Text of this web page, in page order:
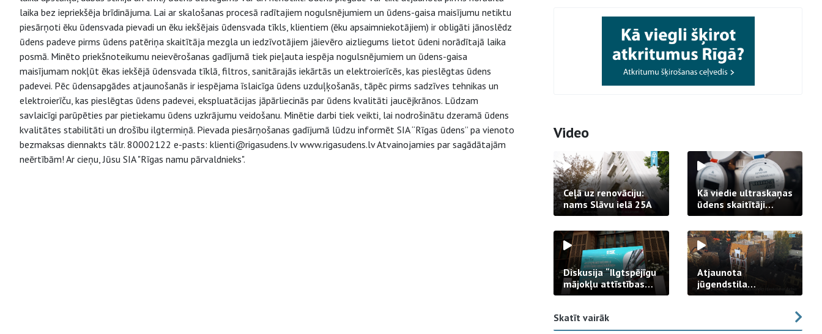
laika bez iepriekšēja brīdinājuma. Lai ar skalošanas procesā radītajiem nogulsnējumiem un ūdens-gaisa maisījumu netiktu
piesārņoti ēku ūdensvada pievadi un ēku iekšējais ūdensvada tīkls, klientiem (ēku apsaimniekotājiem) ir obligāti jānoslēdz
ūdens padeve pirms ūdens patēriņa skaitītāja mezgla un iedzīvotājiem jāievēro aizliegums lietot ūdeni norādītajā laika
posmā. Minēto priekšnoteikumu neievērošanas gadījumā tiek pieļauta iespēja nogulsnējumiem un ūdens-gaisa
maisījumam nokļūt ēkas iekšējā ūdensvada tīklā, filtros, sanitārajās iekārtās un elektroierīcēs, kas pieslēgtas ūdens
padevei. Pēc ūdensapgādes atjaunošanās ir iespējama īslaicīga ūdens uzduļķošanās, tāpēc pirms sadzīves tehnikas un
elektroierīču, kas pieslēgtas ūdens padevei, ekspluatācijas jāpārliecinās par ūdens kvalitāti jaucējkrānos. Lūdzam
savlaicīgi parūpēties par pietiekamu ūdens uzkrājumu veidošanu. Minētie darbi tiek veikti, lai nodrošinātu dzeramā ūdens
kvalitātes stabilitāti un drošību ilgtermiņā. Pievada piesārņošanas gadījumā lūdzu informēt SIA “Rīgas ūdens” pa vienoto
bezmaksas diennakts tālr. 80002122 e-pasts: klienti@rigasudens.lv www.rigasudens.lv Atvainojamies par sagādātajām
neērtībām! Ar cieņu, Jūsu SIA "Rīgas namu pārvaldnieks".
Video
Ceļā uz renovāciju:
nams Slāvu ielā 25A
Kā viedie ultraskaņas
ūdens skaitītāji
strādā praksē
Diskusija “Ilgtspējīgu
mājokļu attīstības
izaicinājums”
Atjaunota
jūgendstila
arhitektūras pērles
Skatīt vairāk